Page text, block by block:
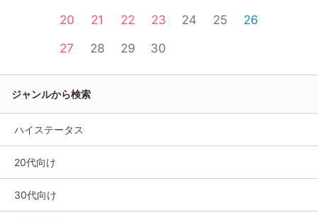
20
21 22 23 24 25
26
27
28 29 30
ジャンルから検索
ハイステータス
20代向け
30代向け